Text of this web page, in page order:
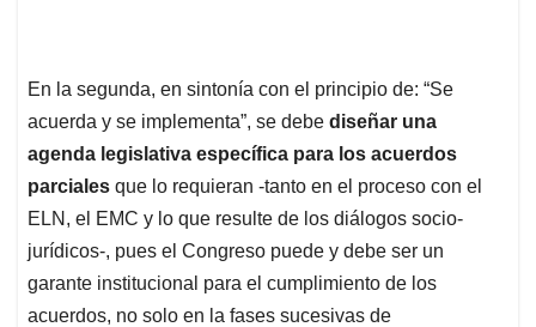
En la segunda, en sintonía con el principio de: “Se
acuerda y se implementa”, se debe diseñar una
agenda legislativa específica para los acuerdos
parciales que lo requieran -tanto en el proceso con el
ELN, el EMC y lo que resulte de los diálogos socio-
jurídicos-, pues el Congreso puede y debe ser un
garante institucional para el cumplimiento de los
acuerdos, no solo en la fases sucesivas de